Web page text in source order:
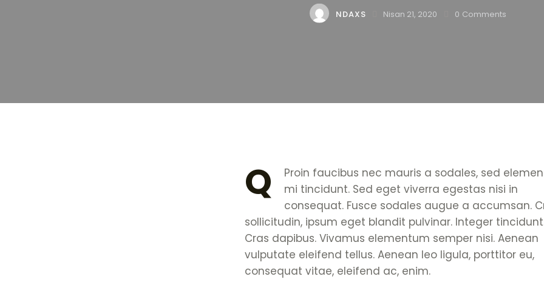
NDAXS Nisan 21, 2020 0 Comments
Q
Proin faucibus nec mauris a sodales, sed
mi tincidunt. Sed eget viverra egestas nisi in
consequat. Fusce sodales augue a accumsan.
sollicitudin, ipsum eget blandit pulvinar. Integer
Cras dapibus. Vivamus elementum semper nisi. Aenean
vulputate eleifend tellus. Aenean leo ligula, porttitor eu,
consequat vitae, eleifend ac, enim.